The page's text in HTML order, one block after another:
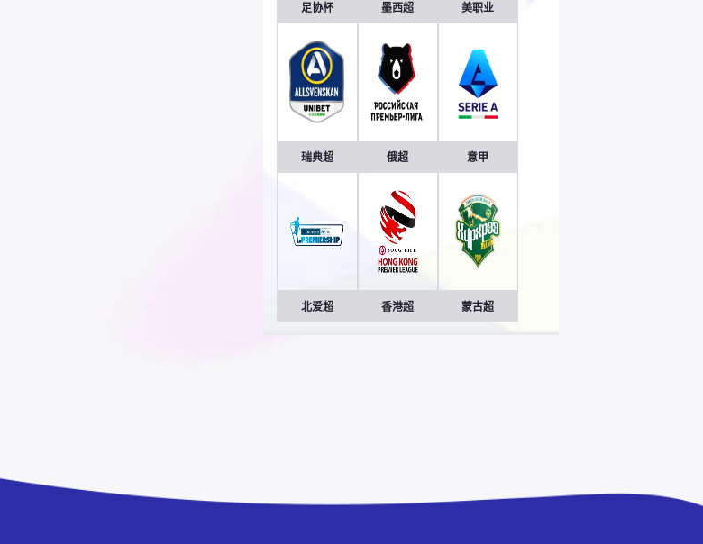
足协杯 墨西超 美职业
瑞典超 俄超 意甲
北爱超 香港超 蒙古超